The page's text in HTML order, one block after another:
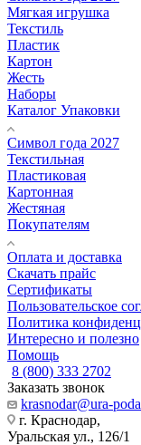
Мягкая игрушка
Текстиль
Пластик
Картон
Жесть
Наборы
Каталог Упаковки
Символ года 2027
Текстильная
Пластиковая
Картонная
Жестяная
Покупателям
Оплата и доставка
Скачать прайс
Сертификаты
Пользовательское
Политика
Интересно и полезно
Помощь
8 (800) 333 2702
Заказать звонок
krasnodar@ura-
г. Краснодар,
Уральская ул., 126/1